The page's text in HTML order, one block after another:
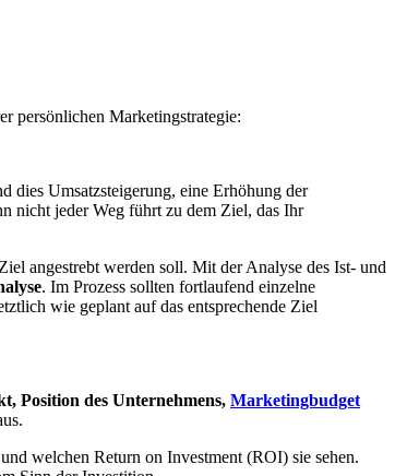
persönlichen Marketingstrategie:
dies Umsatzsteigerung, eine Erhöhung der
nicht jeder Weg führt zu dem Ziel, das Ihr
angestrebt werden soll. Mit der Analyse des Ist- und
. Im Prozess sollten fortlaufend einzelne
wie geplant auf das entsprechende Ziel
Position des Unternehmens, Marketingbudget
welchen Return on Investment (ROI) sie sehen.